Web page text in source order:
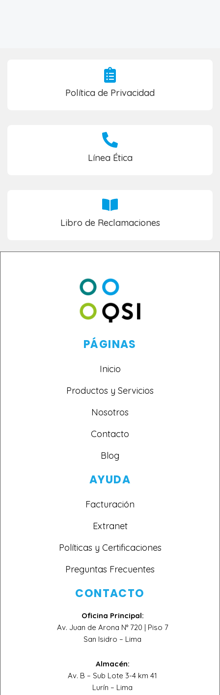
Política de Privacidad
Línea Ética
Libro de Reclamaciones
PÁGINAS
Inicio
Productos y Servicios
Nosotros
Contacto
Blog
AYUDA
Facturación
Extranet
Políticas y Certificaciones
Preguntas Frecuentes
CONTACTO
Oficina Principal:
Av. Juan de Arona N° 720 | Piso 7
San Isidro – Lima
Almacén:
Av. B – Sub Lote 3-4 km 41
Lurín – Lima